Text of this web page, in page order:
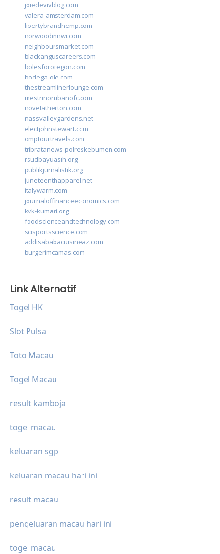
joiedevivblog.com
valera-amsterdam.com
libertybrandhemp.com
norwoodinnwi.com
neighboursmarket.com
blackanguscareers.com
bolesfororegon.com
bodega-ole.com
thestreamlinerlounge.com
mestrinorubanofc.com
novelatherton.com
nassvalleygardens.net
electjohnstewart.com
omptourtravels.com
tribratanews-polreskebumen.com
rsudbayuasih.org
publikjurnalistik.org
juneteenthapparel.net
italywarm.com
journaloffinanceeconomics.com
kvk-kumari.org
foodscienceandtechnology.com
scisportsscience.com
addisababacuisineaz.com
burgerimcamas.com
Link Alternatif
Togel HK
Slot Pulsa
Toto Macau
Togel Macau
result kamboja
togel macau
keluaran sgp
keluaran macau hari ini
result macau
pengeluaran macau hari ini
togel macau